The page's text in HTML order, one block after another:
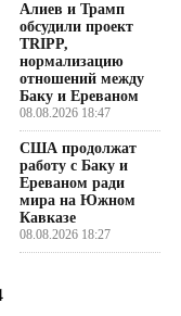
Алиев и Трамп
обсудили проект
TRIPP,
нормализацию
отношений между
Баку и Ереваном
08.08.2026 18:47
США продолжат
работу с Баку и
Ереваном ради
мира на Южном
Кавказе
08.08.2026 18:27